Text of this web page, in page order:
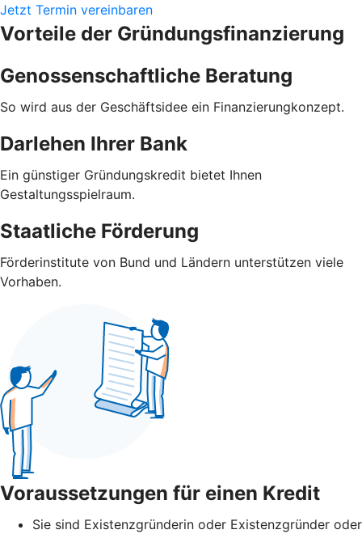
Jetzt Termin vereinbaren
Vorteile der Gründungsfinanzierung
Genossenschaftliche Beratung
So wird aus der Geschäftsidee ein Finanzierungkonzept.
Darlehen Ihrer Bank
Ein günstiger Gründungskredit bietet Ihnen
Gestaltungsspielraum.
Staatliche Förderung
Förderinstitute von Bund und Ländern unterstützen viele
Vorhaben.
Voraussetzungen für einen Kredit
Sie sind Existenzgründerin oder Existenzgründer oder